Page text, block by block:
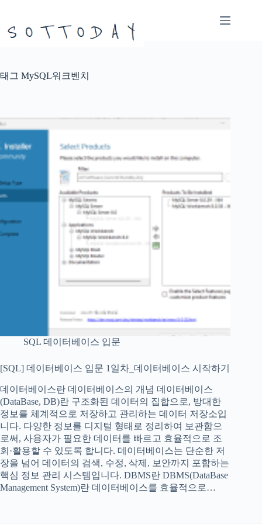
으
뛰
태그 MySQL워크벤치
SQL 데이터베이스 입문
[SQL] 데이터베이스 입문 1일차_데이터베이스 시작하기
데이터베이스란 데이터베이스의 개념 데이터베이스
(DataBase, DB)란 구조화된 데이터의 집합으로, 방대한
정보를 체계적으로 저장하고 관리하는 데이터 저장소입
니다. 다양한 정보를 디지털 형태로 정리하여 보관함으
로써, 사용자가 필요한 데이터를 빠르고 효율적으로 조
회·활용할 수 있도록 합니다. 데이터베이스는 단순한 저
장을 넘어 데이터의 검색, 수정, 삭제, 보안까지 포함하는
핵심 정보 관리 시스템입니다. DBMS란 DBMS(DataBase
Management System)란 데이터베이스를 효율적으로…